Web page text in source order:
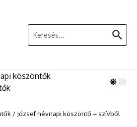
Keresés:
köszöntők
/ József névnapi köszöntő – szívből